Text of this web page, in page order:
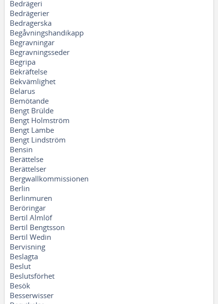
Bedrägeri
Bedrägerier
Bedragerska
Begåvningshandikapp
Begravningar
Begravningsseder
Begripa
Bekräftelse
Bekvämlighet
Belarus
Bemötande
Bengt Brülde
Bengt Holmström
Bengt Lambe
Bengt Lindström
Bensin
Berättelse
Berättelser
Bergwallkommissionen
Berlin
Berlinmuren
Beröringar
Bertil Almlöf
Bertil Bengtsson
Bertil Wedin
Bervisning
Beslagta
Beslut
Beslutsförhet
Besök
Besserwisser